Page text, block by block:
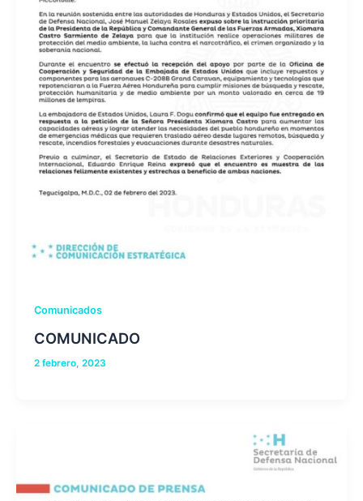
Comunicados
COMUNICADO
2 febrero, 2023